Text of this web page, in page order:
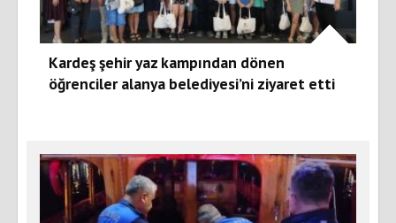
Kardeş şehir yaz kampından dönen
öğrenciler alanya belediyesi’ni ziyaret etti